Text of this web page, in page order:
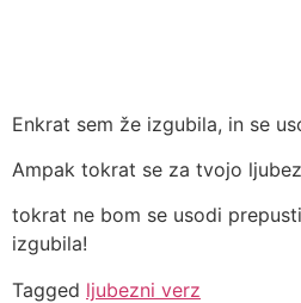
Enkrat sem že izgubila, in se
Ampak tokrat se za tvojo
tokrat ne bom se usodi
izgubila!
Tagged ljubezni verz